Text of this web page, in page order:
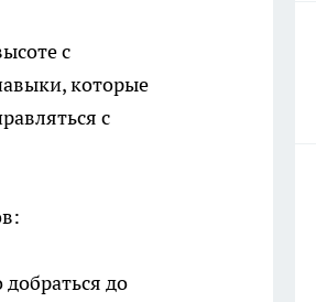
с
которые
с
до